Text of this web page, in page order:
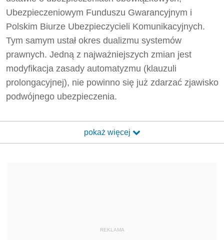
Ubezpieczeniowym Funduszu Gwarancyjnym i
Polskim Biurze Ubezpieczycieli Komunikacyjnych.
Tym samym ustał okres dualizmu systemów
prawnych. Jedną z najważniejszych zmian jest
modyfikacja zasady automatyzmu (klauzuli
prolongacyjnej), nie powinno się już zdarzać zjawisko
podwójnego ubezpieczenia.
pokaż więcej
REKLAMA